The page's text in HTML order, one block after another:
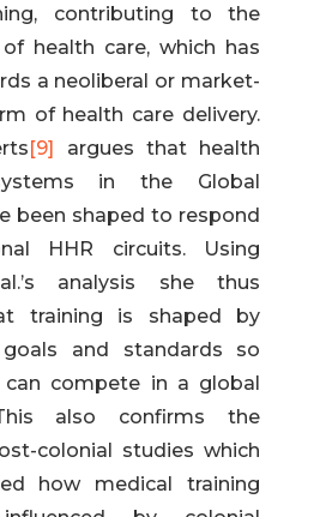
contributing to the
health care, which has
a neoliberal or market-
of health care delivery.
[9] argues that health
in the Global
been shaped to respond
HHR circuits. Using
analysis she thus
training is shaped by
goals and standards so
compete in a global
also confirms the
colonial studies which
how medical training